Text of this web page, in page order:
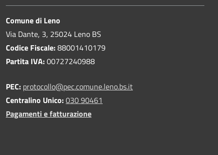
Comune di Leno
Via Dante, 3, 25024 Leno BS
Codice Fiscale:88001410179
Partita IVA:00727240988
PEC: protocollo@pec.comune.leno.bs.it
Centralino Unico:030 90461
Pagamenti e fatturazione